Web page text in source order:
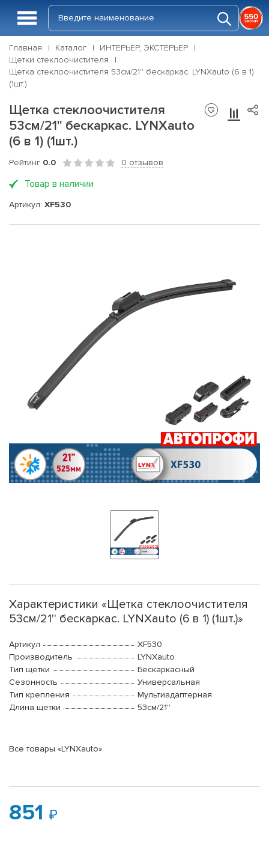
Главная Каталог
ИНТЕРЬЕР, ЭКСТЕРЬЕР
Щетки стеклоочистителя
Щетка стеклоочистителя 53см/21'' бескаркас. LYNXauto (6 в 1)
(1шт.)
Щетка стеклоочистителя
53см/21'' бескаркас. LYNXauto
(6 в 1) (1шт.)
Рейтинг 0.0 0 отзывов
Товар в наличии
Артикул: XF530
Характеристики «Щетка стеклоочистителя
53см/21'' бескаркас. LYNXauto (6 в 1) (1шт.)»
Артикул
XF530
Производитель
LYNXauto
Тип щетки
Бескаркасный
Сезонность
Универсальная
Тип крепления
Мультиадаптерная
Длина щетки
53см/21''
Все товары «LYNXauto»
851